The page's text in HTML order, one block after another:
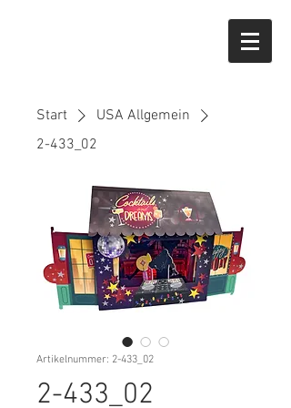
Start
USA Allgemein
2-433_02
Artikelnummer: 2-433_02
2-433_02